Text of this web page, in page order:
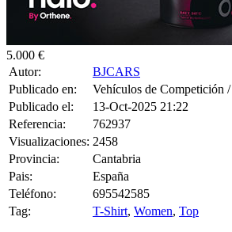
5.000 €
Autor:
BJCARS
Publicado en:
Vehículos de Competición /
Publicado el:
13-Oct-2025 21:22
Referencia:
762937
Visualizaciones: 2458
Provincia:
Cantabria
Pais:
España
Teléfono:
695542585
Tag:
T-Shirt, Women, Top